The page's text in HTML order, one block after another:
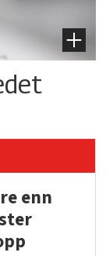
enn